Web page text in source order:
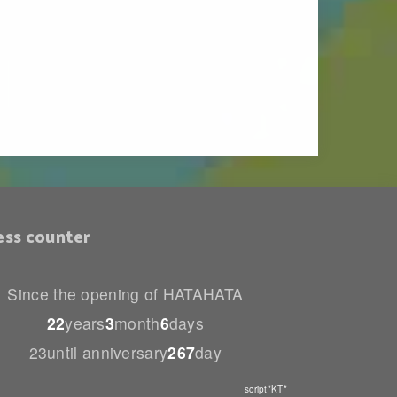
counter
Since the opening of HATAHATA
22years3month6days
23until anniversary267day
script*KT*